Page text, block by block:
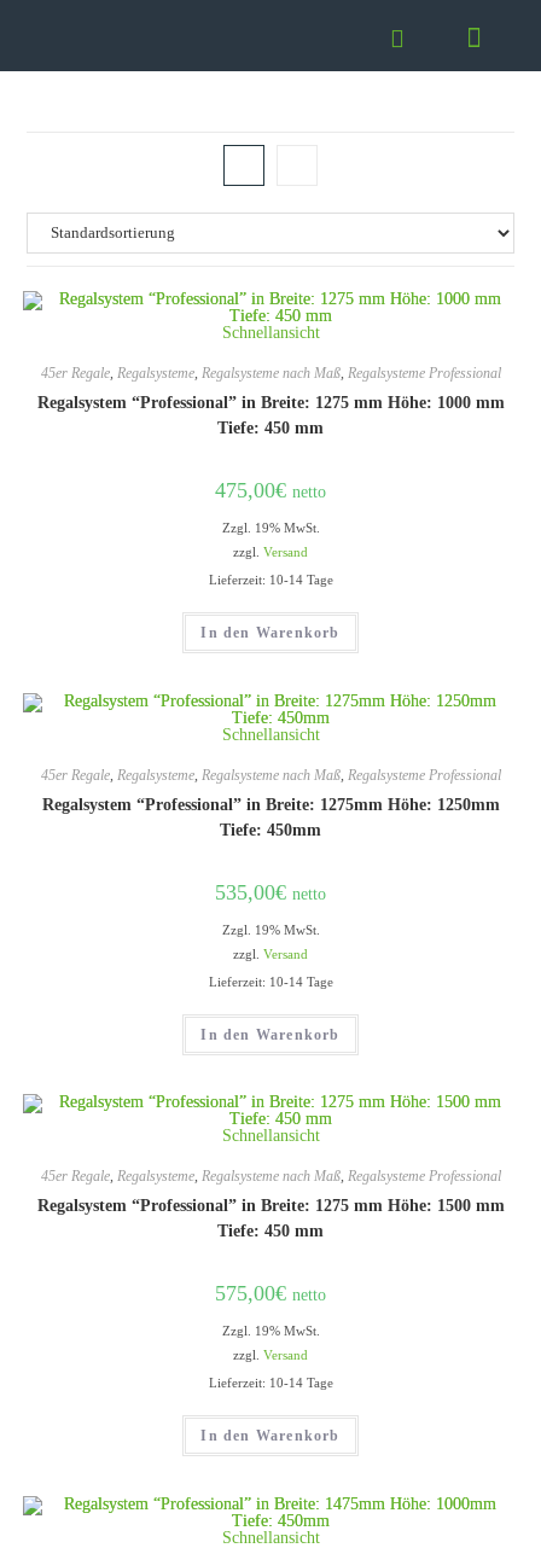
Schnellansicht
45er Regale, Regalsysteme, Regalsysteme nach Maß, Regalsysteme Professional
Regalsystem “Professional” in Breite: 1275 mm Höhe: 1000 mm
Tiefe: 450 mm
475,00€ netto
Zzgl. 19% MwSt.
zzgl. Versand
Lieferzeit: 10-14 Tage
In den Warenkorb
Schnellansicht
45er Regale, Regalsysteme, Regalsysteme nach Maß, Regalsysteme Professional
Regalsystem “Professional” in Breite: 1275mm Höhe: 1250mm
Tiefe: 450mm
535,00€ netto
Zzgl. 19% MwSt.
zzgl. Versand
Lieferzeit: 10-14 Tage
In den Warenkorb
Schnellansicht
45er Regale, Regalsysteme, Regalsysteme nach Maß, Regalsysteme Professional
Regalsystem “Professional” in Breite: 1275 mm Höhe: 1500 mm
Tiefe: 450 mm
575,00€ netto
Zzgl. 19% MwSt.
zzgl. Versand
Lieferzeit: 10-14 Tage
In den Warenkorb
Schnellansicht